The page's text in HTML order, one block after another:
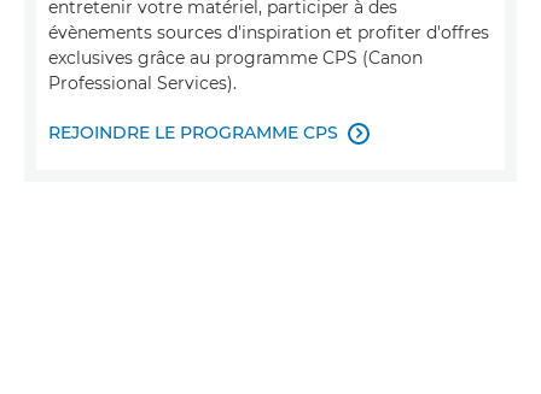
entretenir votre matériel, participer à des
évènements sources d'inspiration et profiter d'offres
exclusives grâce au programme CPS (Canon
Professional Services).
REJOINDRE LE PROGRAMME CPS 